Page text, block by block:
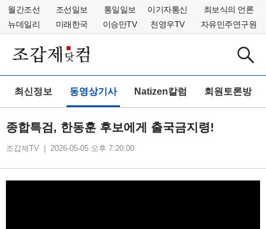
월간조선 조선일보 통일일보 이기자통신
최보식의 언론
뉴데일리
미래한국 이승만TV 천영우TV 자유민주연구원
최신정보 동영상기사 Natizen칼럼 회원토론방
종합특검, 한동훈 후보에게 출국금지령!
조갑제TV | 2026-05-05 오후 7:20:00